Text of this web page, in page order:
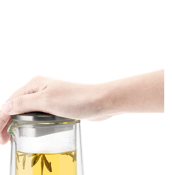
我想咨询产品如何定制？